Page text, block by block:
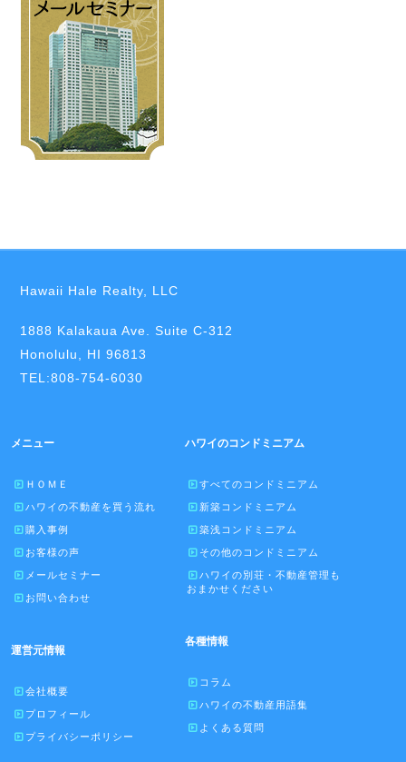
Hawaii Hale Realty, LLC
1888 Kalakaua Ave. Suite C-312
Honolulu, HI 96813
TEL:808-754-6030
メニュー
ＨＯＭＥ
ハワイの不動産を買う流れ
購入事例
お客様の声
メールセミナー
お問い合わせ
ハワイのコンドミニアム
すべてのコンドミニアム
新築コンドミニアム
築浅コンドミニアム
その他のコンドミニアム
ハワイの別荘・不動産管理も
おまかせください
各種情報
コラム
ハワイの不動産用語集
よくある質問
運営元情報
会社概要
プロフィール
プライバシーポリシー